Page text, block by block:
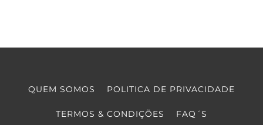
QUEM SOMOS POLITICA DE PRIVACIDADE
TERMOS & CONDIÇÕES FAQ´S